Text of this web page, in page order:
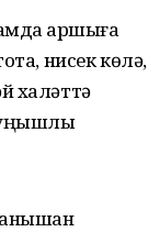
ҡаршыға
нисек көлә,
халәттә
уңышлы